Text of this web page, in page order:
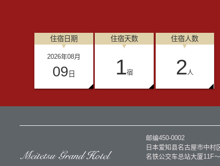
住宿日期
2026年08月
09 日
住宿天数
1宿
住宿人数
2人
邮编450-0002
日本爱知县名古屋市中村
名铁公交车总站大厦11F